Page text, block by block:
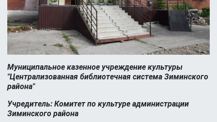
Муниципальное казенное учреждение культуры
"Централизованная библиотечная система Зиминского
района"
Учредитель: Комитет по культуре администрации
Зиминского района